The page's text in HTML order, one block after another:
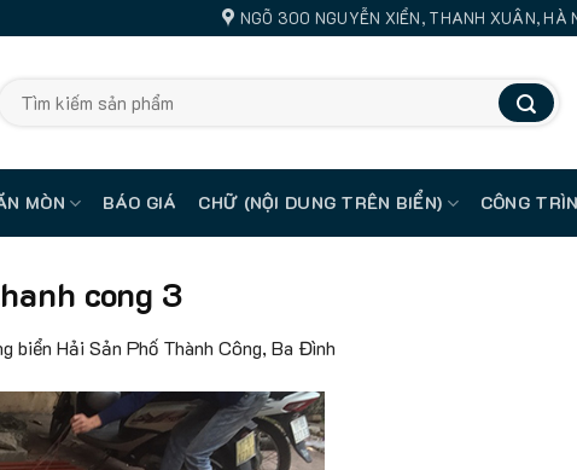
NGÕ 300 NGUYỄN XIỂN, THANH XUÂN, HÀ
kiếm:
MÒN BÁO GIÁ CHỮ (NỘI DUNG TRÊN BIỂN) CÔNG
cong 3
biển Hải Sản Phố Thành Công, Ba Đình